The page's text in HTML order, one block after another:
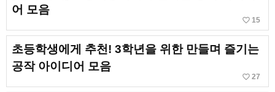
어 모음
favorite_border 15
초등학생에게 추천! 3학년을 위한 만들며 즐기는
공작 아이디어 모음
favorite_border 27